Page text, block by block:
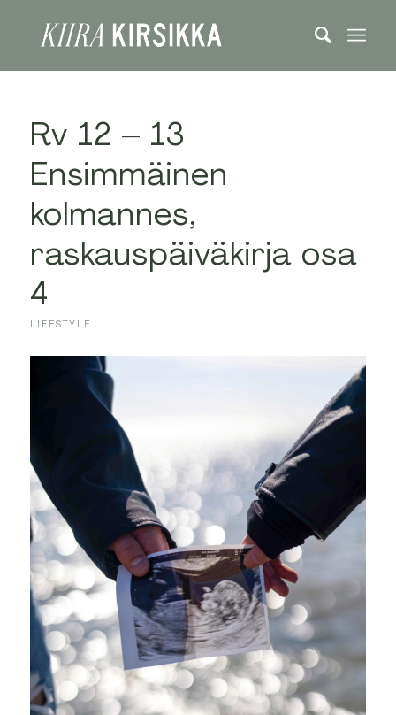
Rv 12 – 13
Ensimmäinen
kolmannes,
raskauspäiväkirja osa
4
LIFESTYLE